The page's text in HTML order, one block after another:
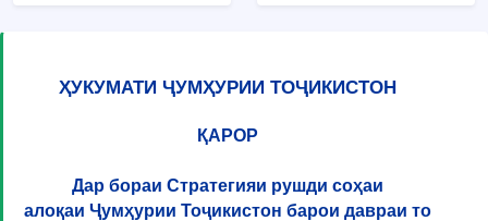
ҲУКУМАТИ ҶУМҲУРИИ ТОҶИКИСТОН
ҚАРОР
Дар бораи Стратегияи рушди соҳаи
алоқаи Ҷумҳурии Тоҷикистон барои давраи то